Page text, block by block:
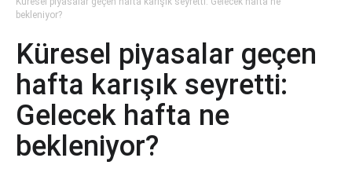
bekleniyor?
Küresel piyasalar geçen
hafta karışık seyretti:
Gelecek hafta ne
bekleniyor?